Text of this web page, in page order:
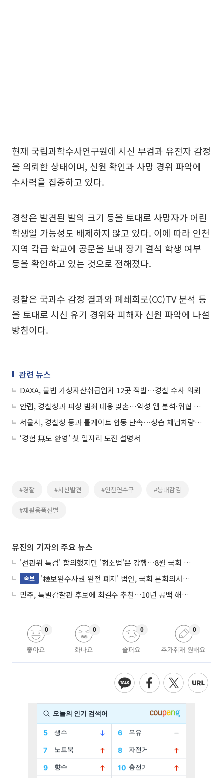
현재 국립과학수사연구원에 시신 부검과 유전자 감정
을 의뢰한 상태이며, 신원 확인과 사망 경위 파악에
수사력을 집중하고 있다.
경찰은 발견된 발의 크기 등을 토대로 사망자가 어린
학생일 가능성도 배제하지 않고 있다. 이에 따라 인천
지역 각급 학교에 공문을 보내 장기 결석 학생 여부
등을 확인하고 있는 것으로 전해졌다.
경찰은 국과수 감정 결과와 폐쇄회로(CC)TV 분석 등
을 토대로 시신 유기 경위와 피해자 신원 파악에 나설
방침이다.
관련 뉴스
DAXA, 불법 가상자산취급업자 12곳 적발…경찰 수사 의뢰
안랩, 경찰청과 피싱 범죄 대응 맞손…악성 앱 분석·위협 정보 공유
서울시, 경찰청 등과 톨게이트 합동 단속⋯상습 체납차량 번호판 영치
‘경험 無도 환영’ 첫 일자리 도전 설명서
#경찰 #시신발견 #인천연수구 #붕대감김
#재활용품선별
유진의 기자의 주요 뉴스
'선관위 특검' 합의했지만 '형소법'은 강행…8월 국회 '입법 2차전' 예고
속보
'檢보완수사권 완전 폐지' 법안, 국회 본회의서 민주당 주도 통과
민주, 특별감찰관 후보에 최길수 추천…10년 공백 해소 속도
좋아요
0
화나요
0
슬퍼요
0
추가취재 원해요
0